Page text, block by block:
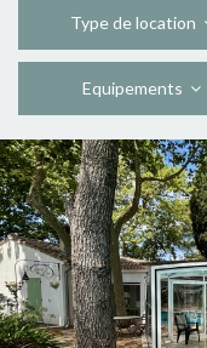
Type de location
Equipements